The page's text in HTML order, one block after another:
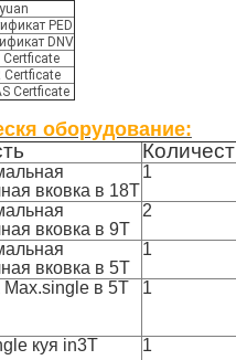
PED
DNV
Certficate
Certficate
Certficate
оборудование:
вковка в 18T
1
вковка в 9T
2
вковка в 5T
1
Max.single в 5T 1
куя in3T 1